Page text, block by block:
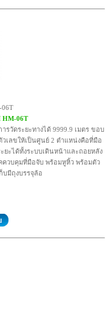
06T
HM-06T
รวัดระยะทางได้ 9999.9 เมตร ขอบ
วเลขให้เป็นศูนย์ 2 ตำแหน่งคือที่มือ
ยะได้ทั้งระบบเดินหน้าและถอยหลัง
ควบคุมที่มือจับ พร้อมหูหิ้ว พร้อมตัว
บมีถุงบรรจุล้อ